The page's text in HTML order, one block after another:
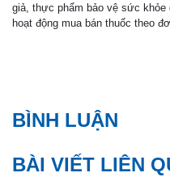
giả, thực phẩm bảo vệ sức khỏe
hoạt động mua bán thuốc theo
BÌNH LUẬN
BÀI VIẾT LIÊN